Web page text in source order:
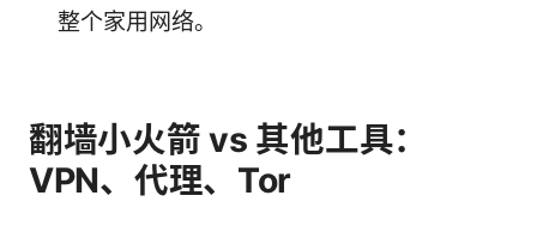
整个家用网络。
翻墙小火箭 vs 其他工具：
VPN、代理、Tor